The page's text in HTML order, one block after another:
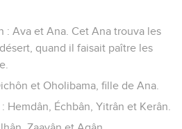
: Ava et Ana. Cet Ana trouva les
quand il faisait paître les
et Oholibama, fille de Ana.
Hemdân, Échbân, Yitrân et Kerân.